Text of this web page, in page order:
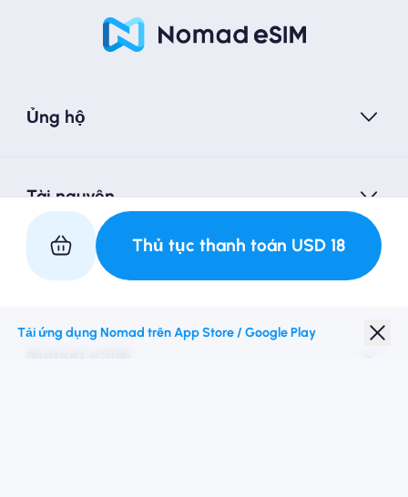
Thủ tục thanh toán USD18
Ủng hộ
Tài nguyên
Hợp tác với chúng tôi
Tải ứng dụng Nomad trên App Store / Google Play